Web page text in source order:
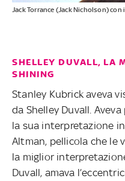
Jack Torrance (Jack Nicholson)
SHELLEY DUVALL, LA
SHINING
Stanley Kubrick aveva
da Shelley Duvall.
la sua interpretazione
Altman, pellicola che le
la miglior
Duvall, amava